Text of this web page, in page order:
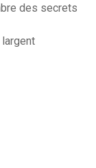
des secrets